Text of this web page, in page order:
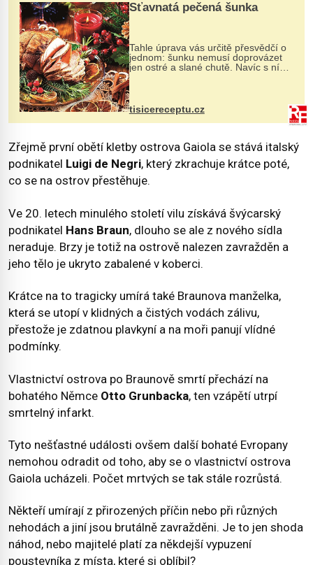
Šťavnatá pečená šunka
Tahle úprava vás určitě přesvědčí o
jednom: šunku nemusí doprovázet
jen ostré a slané chutě. Navíc s ní
nakrmíte poměrně hodně hladových
krků. Ingredience sádlo 3 kg šunky
vcelku 3 stroužky česneku hl...
tisicereceptu.cz
Zřejmě první obětí kletby ostrova Gaiola se stává italský
podnikatel Luigi de Negri, který zkrachuje krátce poté,
co se na ostrov přestěhuje.
Ve 20. letech minulého století vilu získává švýcarský
podnikatel Hans Braun, dlouho se ale z nového sídla
neraduje. Brzy je totiž na ostrově nalezen zavražděn a
jeho tělo je ukryto zabalené v koberci.
Krátce na to tragicky umírá také Braunova manželka,
která se utopí v klidných a čistých vodách zálivu,
přestože je zdatnou plavkyní a na moři panují vlídné
podmínky.
Vlastnictví ostrova po Braunově smrtí přechází na
bohatého Němce Otto Grunbacka, ten vzápětí utrpí
smrtelný infarkt.
Tyto nešťastné události ovšem další bohaté Evropany
nemohou odradit od toho, aby se o vlastnictví ostrova
Gaiola ucházeli. Počet mrtvých se tak stále rozrůstá.
Někteří umírají z přirozených příčin nebo při různých
nehodách a jiní jsou brutálně zavražděni. Je to jen shoda
náhod, nebo majitelé platí za někdejší vypuzení
poustevníka z místa, které si oblíbil?